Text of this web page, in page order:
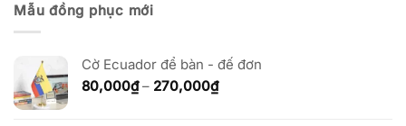
Mẫu đồng phục mới
Cờ Ecuador để bàn - đế đơn
80,000₫ – 270,000₫Khoảng